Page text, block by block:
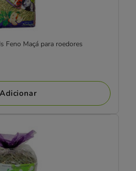
Feno Maçá para roedores
Adicionar